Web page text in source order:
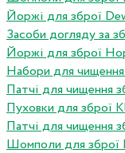
Йоржі для зброї
Засоби догляду за
Йоржі для зброї
Набори для
Патчі для чищення
Пуховки для зброї
Патчі для чищення
Шомполи для зброї